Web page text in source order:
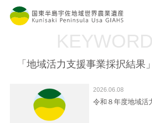
「地域活力支援事業採択結果
2026.06.08
令和８年度地域活